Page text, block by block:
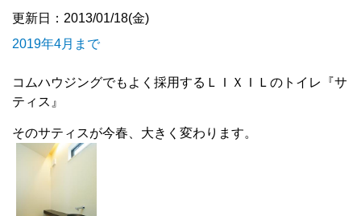
更新日：2013/01/18(金)
2019年4月まで
コムハウジングでもよく採用するＬＩＸＩＬのトイレ『サ
ティス』
そのサティスが今春、大きく変わります。